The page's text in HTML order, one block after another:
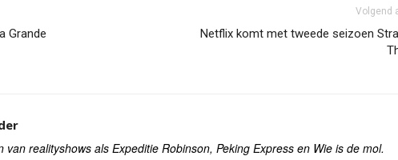
Grande
Volgend
Netflix komt met tweede seizoen
van realityshows als Expeditie Robinson, Peking Express en Wie is de mol.